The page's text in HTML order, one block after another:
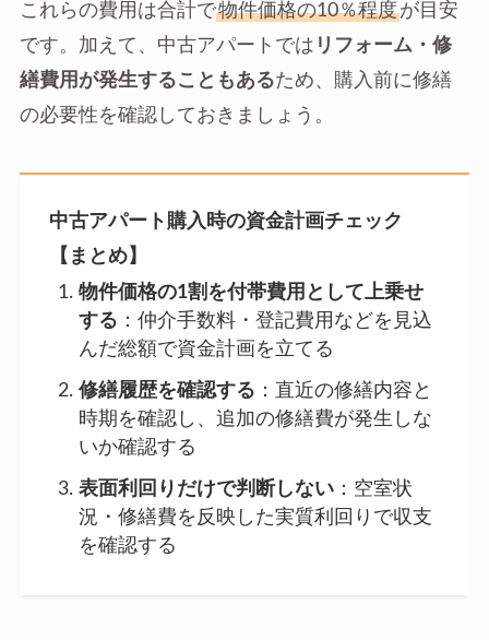
これらの費用は合計で物件価格の10％程度が目安
です。加えて、中古アパートでは リフォーム・修
繕費用が発生することもあるため、購入前に修繕
の必要性を確認しておきましょう。
中古アパート購入時の資金計画チェック
【まとめ】
物件価格の1割を付帯費用として上乗せ
する ：仲介手数料・登記費用などを見込
んだ総額で資金計画を立てる
修繕履歴を確認する ：直近の修繕内容と
時期を確認し、追加の修繕費が発生しな
いか確認する
表面利回りだけで判断しない：空室状
況・修繕費を反映した実質利回りで収支
を確認する